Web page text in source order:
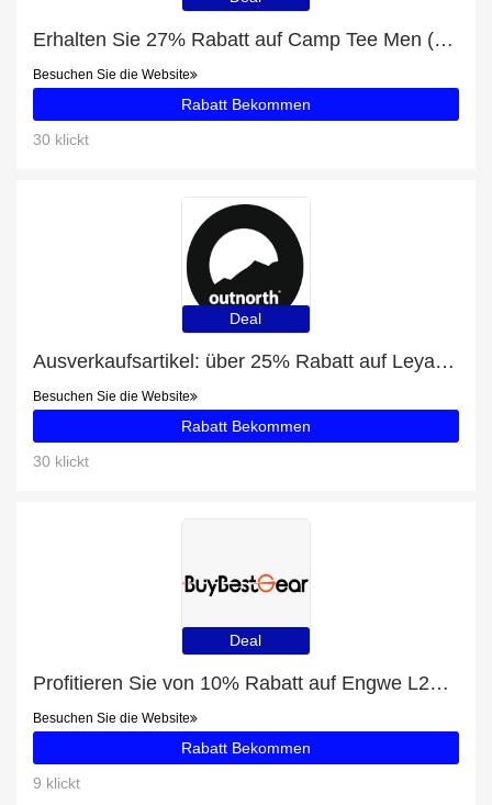
Erhalten Sie 27% Rabatt auf Camp Tee Men (2022) Magnetite und mehr
Besuchen Sie die Website
Rabatt Bekommen
30 klickt
Deal
Ausverkaufsartikel: über 25% Rabatt auf Leya Women's Parka 2 Deep Green
Besuchen Sie die Website
Rabatt Bekommen
30 klickt
Deal
Profitieren Sie von 10% Rabatt auf Engwe L20 SE * 2 E-Bikes Combo und andere 90-Angebote
Besuchen Sie die Website
Rabatt Bekommen
9 klickt